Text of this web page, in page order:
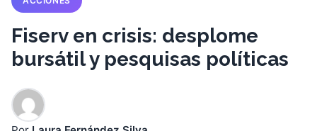
Fiserv en crisis: desplome
bursátil y pesquisas políticas